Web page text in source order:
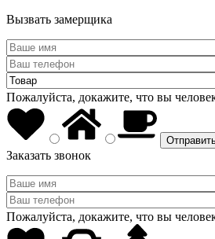
Вызвать замерщика
Пожалуйста, докажите, что вы
Заказать звонок
Пожалуйста, докажите, что вы